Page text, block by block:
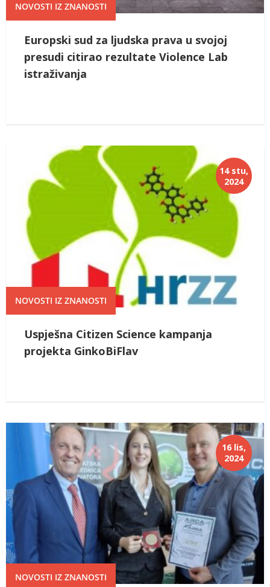
NOVOSTI IZ ZNANOSTI
Europski sud za ljudska prava u svojoj
presudi citirao rezultate Violence Lab
istraživanja
14 stu,
2024
NOVOSTI IZ ZNANOSTI
Uspješna Citizen Science kampanja
projekta GinkoBiFlav
16 lis,
2024
NOVOSTI IZ ZNANOSTI